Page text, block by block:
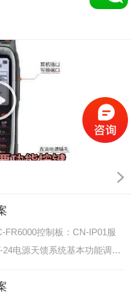
FR6000控制板：CN-IP01服
电源天馈系统基本功能调度
数据上传功能。而GPS定